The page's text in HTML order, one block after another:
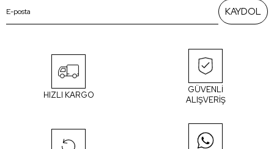
KAYDOL
HIZLI KARGO
GÜVENLİ
ALIŞVERİŞ